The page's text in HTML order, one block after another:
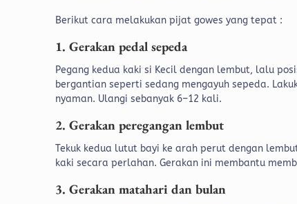
Berikut cara melakukan pijat gowes yang tepat :
1. Gerakan pedal sepeda
Pegang kedua kaki si Kecil dengan lembut, lalu
bergantian seperti sedang mengayuh sepeda.
nyaman. Ulangi sebanyak 6–12 kali.
2. Gerakan peregangan lembut
Tekuk kedua lutut bayi ke arah perut dengan
kaki secara perlahan. Gerakan ini membantu
3. Gerakan matahari dan bulan